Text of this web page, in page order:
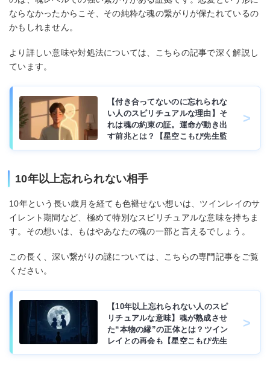
ならなかったからこそ、その純粋な魂の繋がりが保たれているの
かもしれません。
より詳しい意味や対処法については、こちらの記事で深く解説し
ています。
【付き合ってないのに忘れられな
い人のスピリチュアルな理由】そ
れは魂の約束の証。運命が動き出
す前兆とは？【星空こもぴ先生監
修】
10年以上忘れられない相手
10年という長い歳月を経ても色褪せない想いは、ツインレイのサ
イレント期間など、極めて特別なスピリチュアルな意味を持ちま
す。その想いは、もはやあなたの魂の一部と言えるでしょう。
この長く、深い繋がりの謎については、こちらの専門記事をご覧
ください。
【10年以上忘れられない人のスピ
リチュアルな意味】魂が熟成させ
た“本物の縁”の正体とは？ツイン
レイとの再会も【星空こもぴ先生
監修】